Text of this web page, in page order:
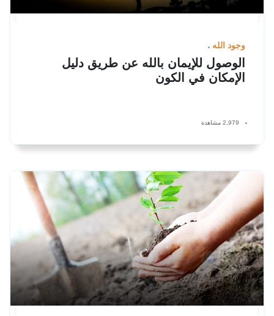
وجود الله
الوصول للإيمان بالله عن طريق دليل
الإمكان في الكون
2,979 مشاهدة